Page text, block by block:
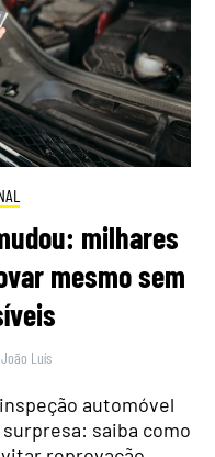
milhares
mesmo sem
João Luís
automóvel
saiba como